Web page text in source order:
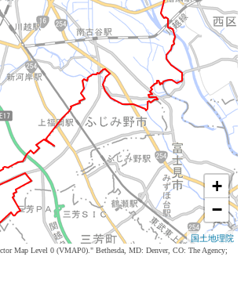
+
−
国土地理院
Map Level 0 (VMAP0)." Bethesda, MD: Denver, CO: The Agency;